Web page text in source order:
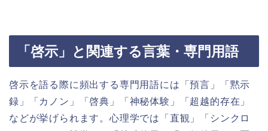
「啓示」と関連する言葉・専門用語
啓示を語る際に頻出する専門用語には「預言」「黙示
録」「カノン」「啓典」「神秘体験」「超越的存在」
などが挙げられます。心理学では「直観」「シンクロ